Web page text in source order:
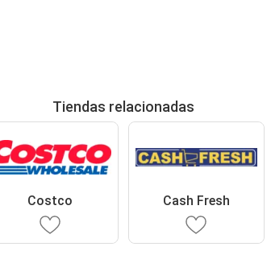
Tiendas relacionadas
Costco Cash Fresh